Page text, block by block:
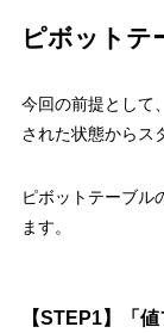
ピボットテ
今回の前提として
された状態からス
ピボットテーブル
ます。
【STEP1】「値